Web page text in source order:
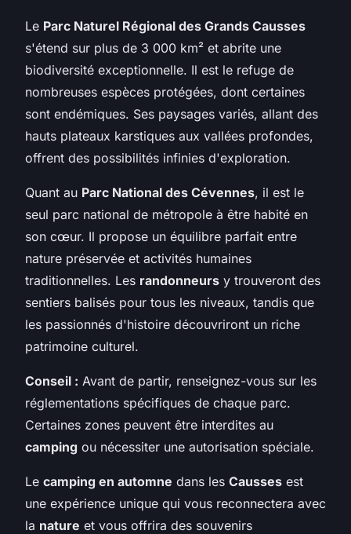
Le Parc Naturel Régional des Grands Causses
s'étend sur plus de 3 000 km² et abrite une
biodiversité exceptionnelle. Il est le refuge de
nombreuses espèces protégées, dont certaines
sont endémiques. Ses paysages variés, allant des
hauts plateaux karstiques aux vallées profondes,
offrent des possibilités infinies d'exploration.
Quant au Parc National des Cévennes, il est le
seul parc national de métropole à être habité en
son cœur. Il propose un équilibre parfait entre
nature préservée et activités humaines
traditionnelles. Les randonneurs y trouveront des
sentiers balisés pour tous les niveaux, tandis que
les passionnés d'histoire découvriront un riche
patrimoine culturel.
Conseil : Avant de partir, renseignez-vous sur les
réglementations spécifiques de chaque parc.
Certaines zones peuvent être interdites au
camping ou nécessiter une autorisation spéciale.
Le camping en automne dans les Causses est
une expérience unique qui vous reconnectera avec
la nature et vous offrira des souvenirs